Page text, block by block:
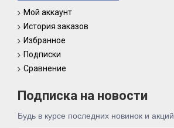
Мой аккаунт
История заказов
Избранное
Подписки
Сравнение
Подписка на новости
Будь в курсе последних новинок и акций